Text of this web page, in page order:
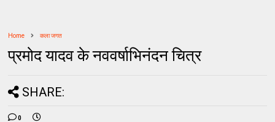
Home कला जगत
प्रमोद यादव के नववर्षाभिनंदन चित्र
SHARE:
0